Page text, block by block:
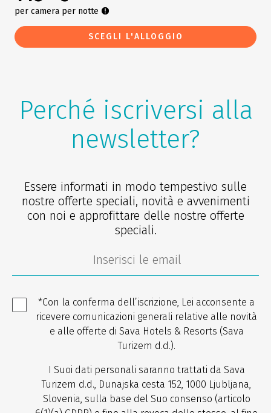
per camera per notte
SCEGLI L'ALLOGGIO
Perché iscriversi alla
newsletter?
Essere informati in modo tempestivo sulle
nostre offerte speciali, novità e avvenimenti
con noi e approfittare delle nostre offerte
speciali.
*Con la conferma dell’iscrizione, Lei acconsente a
ricevere comunicazioni generali relative alle novità
e alle offerte di Sava Hotels & Resorts (Sava
Turizem d.d.).
I Suoi dati personali saranno trattati da Sava
Turizem d.d., Dunajska cesta 152, 1000 Ljubljana,
Slovenia, sulla base del Suo consenso (articolo